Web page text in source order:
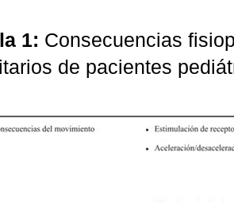
1: Consecuencias
de pacientes